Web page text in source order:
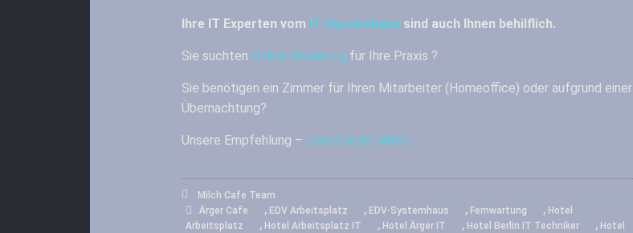
Ihre IT Experten vom IT-Systemhaus sind auch Ihnen behilflich.
Sie suchten Online Marketing für Ihre Praxis ?
Sie benötigen ein Zimmer für Ihren Mitarbeiter (Homeoffice) oder aufgrund einer
Übernachtung?
Unsere Empfehlung – Hotel Berlin Mitte
Milch Cafe Team
Ärger Cafe
, EDV Arbeitsplatz , EDV-Systemhaus , Fernwartung , Hotel
Arbeitsplatz
, Hotel Arbeitsplatz IT , Hotel Ärger IT , Hotel Berlin IT Techniker , Hotel